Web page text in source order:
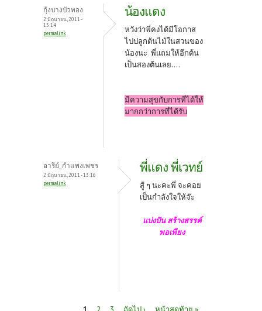
กุ้งบางบัวทอง
2 มิถุนายน, 2011 -
13:14
permalink
น้องแดง
หวังว่าพี่คงได้มีโอกาส
ไปปลูกต้นไม้ในสวนของ
น้องนะ พี่แถมให้อีกต้น
เป็นสองต้นเลย....
มีความสุขกับการที่ได้ให้
มากกว่าการที่ได้รับ
อารีย์_กำแพงเพชร
2 มิถุนายน, 2011 - 13:16
permalink
พี่แดง พี่เวทย์
สู้ ๆ นะคะพี่ จะคอย
เป็นกำลังใจให้จ๊ะ
แบ่งปัน สร้างสรรค์
พอเพียง
1 2 3 ถัดไป › หน้าสุดท้าย »